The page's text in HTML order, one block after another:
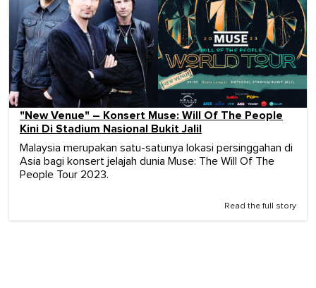
"New Venue" – Konsert Muse: Will Of The People
Kini Di Stadium Nasional Bukit Jalil
Malaysia merupakan satu-satunya lokasi persinggahan di
Asia bagi konsert jelajah dunia Muse: The Will Of The
People Tour 2023.
Read the full story